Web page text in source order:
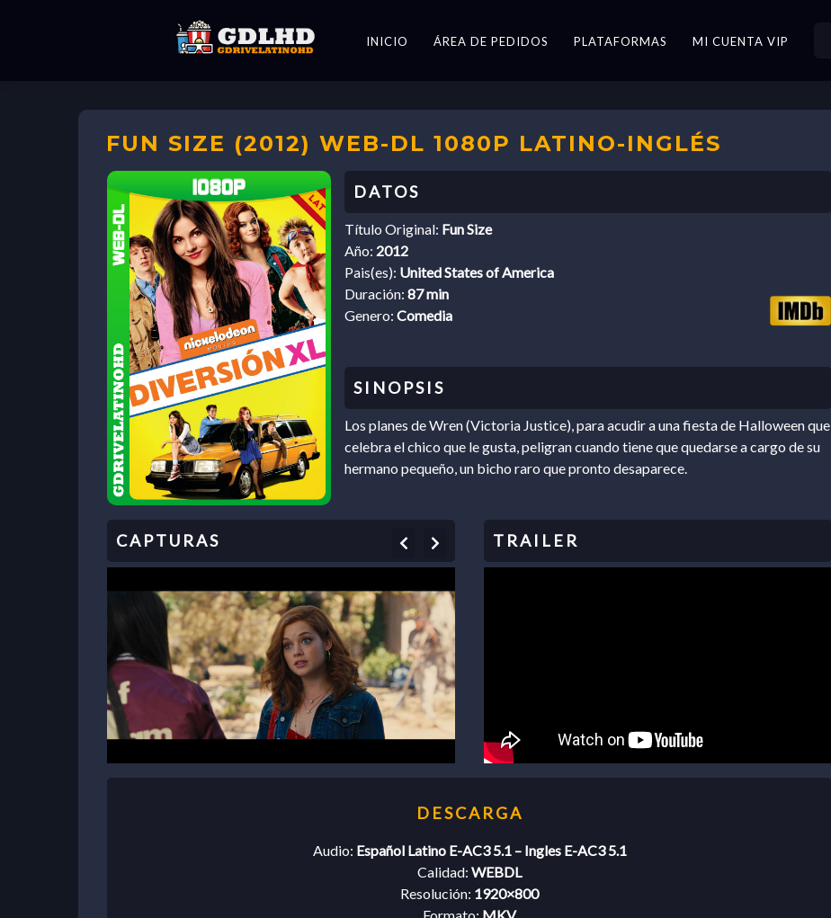
INICIO ÁREA DE PEDIDOS PLATAFORMAS MI CUENTA VIP
FUN SIZE (2012) WEB-DL 1080P LATINO-INGLÉS
Título Original: Fun Size
Año: 2012
Pais(es): United States of America
Duración: 87 min
Genero: Comedia
Los planes de Wren (Victoria Justice), para acudir a una fiesta de Halloween que
celebra el chico que le gusta, peligran cuando tiene que quedarse a cargo de su
hermano pequeño, un bicho raro que pronto desaparece.
Previous
Audio: Español Latino E-AC3 5.1 – Ingles E-AC3 5.1
Calidad: WEBDL
Resolución: 1920×800